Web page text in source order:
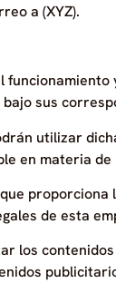
a (XYZ).
sus
utilizar
en materia
de esta
los